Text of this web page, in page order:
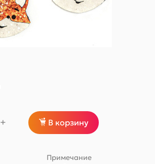
+ В корзину
Примечание